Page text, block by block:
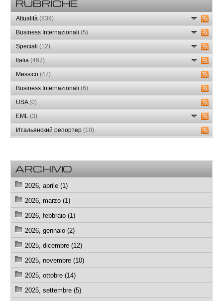
RUBRICHE
Attualità (839)
Business Internazionali (5)
Speciali (12)
Italia (467)
Messico (47)
Business Internazionali (6)
USA(0)
EML (3)
Итальянский репортер (10)
ARCHIVIO
2026, aprile (1)
2026, marzo (1)
2026, febbraio (1)
2026, gennaio (2)
2025, dicembre (12)
2025, novembre (10)
2025, ottobre (14)
2025, settembre (5)